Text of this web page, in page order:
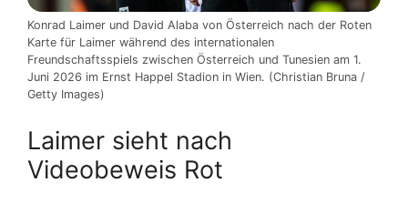
Konrad Laimer und David Alaba von Österreich nach der Roten
Karte für Laimer während des internationalen
Freundschaftsspiels zwischen Österreich und Tunesien am 1.
Juni 2026 im Ernst Happel Stadion in Wien. (Christian Bruna /
Getty Images)
Laimer sieht nach
Videobeweis Rot